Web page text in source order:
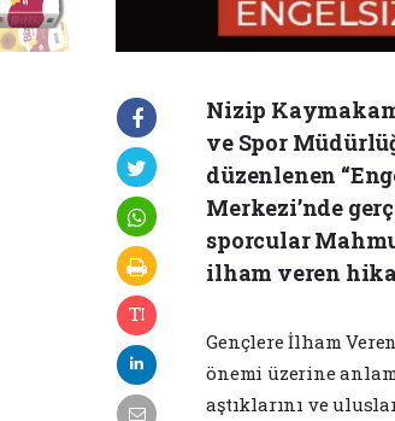
Nizip
ve Spor
düzenlenen
Merkezi’nde
sporcular
ilham veren
Gençlere İlham
önemi üzerine
aştıklarını ve